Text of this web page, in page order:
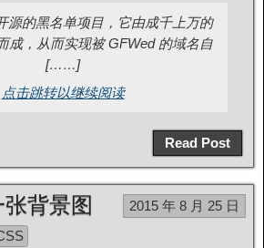
源的黑名单项目，它由成千上万的
成，从而实现被 GFWed 的域名自
[……]
点击跳转以继续阅读
Read Post
背景图
2015 年 8 月 25 日